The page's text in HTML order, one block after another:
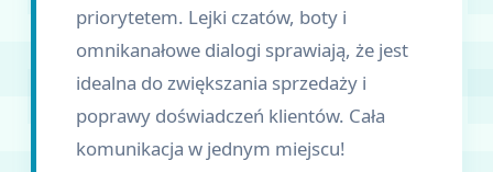
priorytetem. Lejki czatów, boty i
omnikanałowe dialogi sprawiają, że jest
idealna do zwiększania sprzedaży i
poprawy doświadczeń klientów. Cała
komunikacja w jednym miejscu!